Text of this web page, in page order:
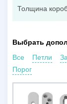
Толщина
Выбрать
Все
Петли
Порог